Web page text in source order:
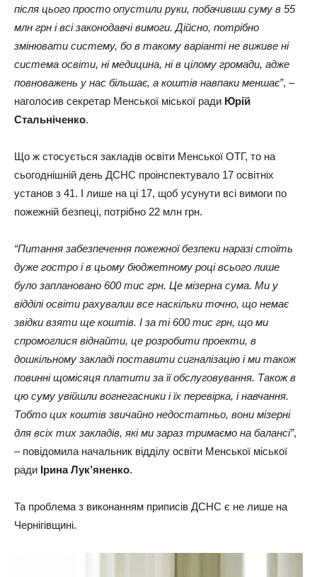
після цього просто опустили руки, побачивши суму в 55
млн грн і всі законодавчі вимоги. Дійсно, потрібно
змінювати систему, бо в такому варіанті не виживе ні
система освіти, ні медицина, ні в цілому громади, адже
повноважень у нас більшає, а коштів навпаки меншає”, –
наголосив секретар Менської міської ради Юрій
Стальніченко.
Що ж стосується закладів освіти Менської ОТГ, то на
сьогоднішній день ДСНС проінспектувало 17 освітніх
установ з 41. І лише на ці 17, щоб усунути всі вимоги по
пожежній безпеці, потрібно 22 млн грн.
“Питання забезпечення пожежної безпеки наразі стоїть
дуже гостро і в цьому бюджетному році всього лише
було заплановано 600 тис грн. Це мізерна сума. Ми у
відділі освіти рахувалии все наскільки точно, що немає
звідки взяти ще коштів. І за ті 600 тис грн, що ми
спромоглися віднайти, це розробити проекти, в
дошкільному закладі поставити сигналізацію і ми також
повинні щомісяця платити за її обслуговування. Також в
цю суму увійшли вогнегасники і їх перевірка, і навчання.
Тобто цих коштів звичайно недостатньо, вони мізерні
для всіх тих закладів, які ми зараз тримаємо на балансі”,
– повідомила начальник відділу освіти Менської міської
ради Ірина Лук’яненко.
Та проблема з виконанням приписів ДСНС є не лише на
Чернігівщині.